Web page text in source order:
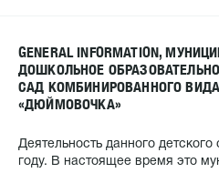
GENERAL INFORMATION,
ДОШКОЛЬНОЕ
САД КОМБИНИРОВАННОГО
«ДЮЙМОВОЧКА»
Деятельность данного
году. В настоящее время это